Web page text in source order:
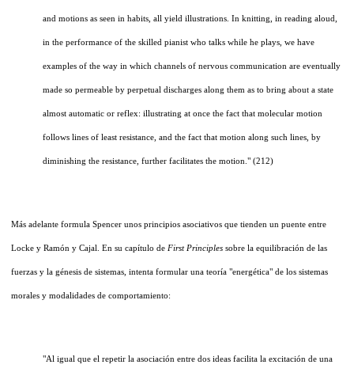
and motions as seen in habits, all yield illustrations. In knitting, in reading aloud,
in the performance of the skilled pianist who talks while he plays, we have
examples of the way in which channels of nervous communication are eventually
made so permeable by perpetual discharges along them as to bring about a state
almost automatic or reflex: illustrating at once the fact that molecular motion
follows lines of least resistance, and the fact that motion along such lines, by
diminishing the resistance, further facilitates the motion." (212)
Más adelante formula Spencer unos principios asociativos que tienden un puente entre
Locke y Ramón y Cajal. En su capítulo de First Principles sobre la equilibración de las
fuerzas y la génesis de sistemas, intenta formular una teoría "energética" de los sistemas
morales y modalidades de comportamiento:
"Al igual que el repetir la asociación entre dos ideas facilita la excitación de una